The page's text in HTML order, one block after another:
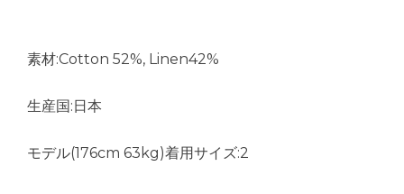
素材:Cotton 52%, Linen42%
生産国:日本
モデル(176cm 63kg)着用サイズ:2